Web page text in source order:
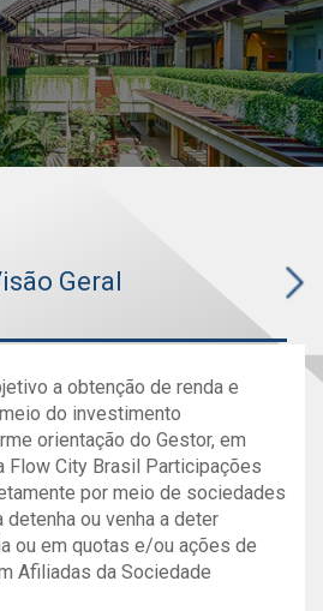
Geral
a obtenção de renda e
do investimento
orientação do Gestor, em
Flow City Brasil Participações
por meio de sociedades
detenha ou venha a deter
ou em quotas e/ou ações de
Afiliadas da Sociedade